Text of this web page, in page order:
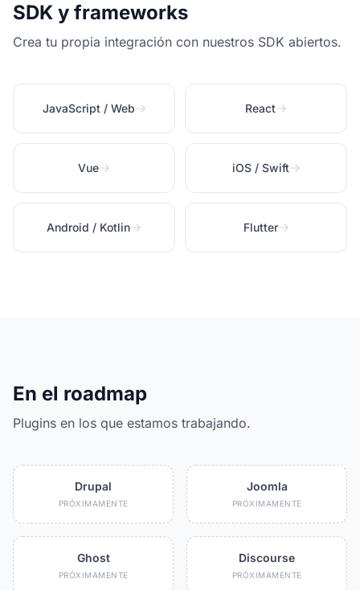
SDK y frameworks
Crea tu propia integración con nuestros SDK abiertos.
JavaScript / Web React
Vue iOS / Swift
Android / Kotlin Flutter
En el roadmap
Plugins en los que estamos trabajando.
Drupal
PRÓXIMAMENTE
Joomla
PRÓXIMAMENTE
Ghost
PRÓXIMAMENTE
Discourse
PRÓXIMAMENTE